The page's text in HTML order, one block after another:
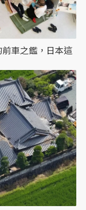
車之鑑，日本這